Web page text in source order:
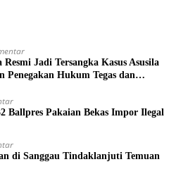
Resmi Jadi Tersangka Kasus Asusila
Penegakan Hukum Tegas dan
Ballpres Pakaian Bekas Impor Ilegal
di Sanggau Tindaklanjuti Temuan